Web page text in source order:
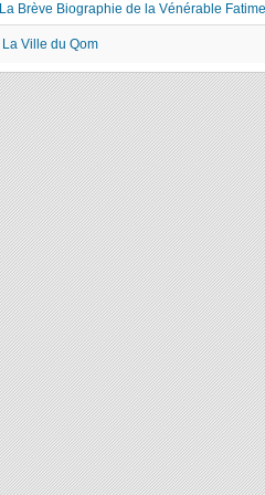
La Brève Biographie de la Vénérable
La Ville du Qom